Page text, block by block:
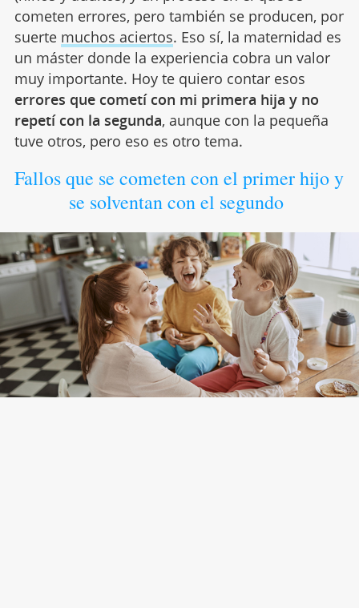
cometen errores, pero también se producen, por
suerte muchos aciertos. Eso sí, la maternidad es
un máster donde la experiencia cobra un valor
muy importante. Hoy te quiero contar esos
errores que cometí con mi primera hija y no
repetí con la segunda, aunque con la pequeña
tuve otros, pero eso es otro tema.
Fallos que se cometen con el primer hijo y
se solventan con el segundo